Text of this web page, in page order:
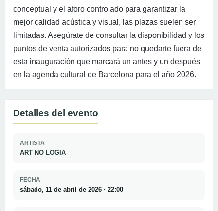
conceptual y el aforo controlado para garantizar la
mejor calidad acústica y visual, las plazas suelen ser
limitadas. Asegúrate de consultar la disponibilidad y los
puntos de venta autorizados para no quedarte fuera de
esta inauguración que marcará un antes y un después
en la agenda cultural de Barcelona para el año 2026.
Detalles del evento
ARTISTA
ART NO LOGIA
FECHA
sábado, 11 de abril de 2026 · 22:00